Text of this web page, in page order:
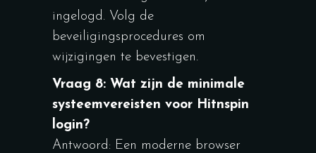
ingelogd. Volg de
beveiligingsprocedures om
wijzigingen te bevestigen.
Vraag 8: Wat zijn de minimale
systeemvereisten voor Hitnspin
login?
Antwoord: Een moderne browser